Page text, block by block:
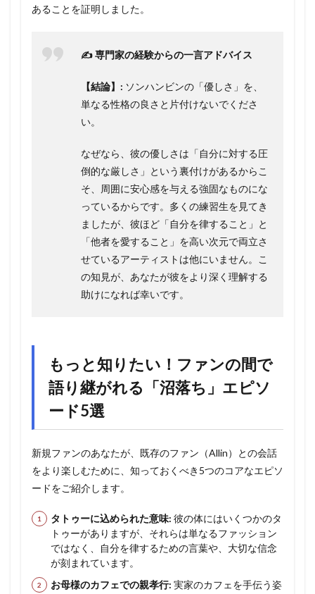
あることを証明しました。
✍️ 専門家の経験からの一言アドバイス
【結論】: ソンハンビンの「優しさ」を、
単なる性格の良さと片付けないでくださ
い。
なぜなら、彼の優しさは「自分に対する圧
倒的な厳しさ」という裏付けがあるからこ
そ、周囲に安心感を与える強固なものにな
っているからです。多くの練習生を見てき
ましたが、彼ほど「自分を律すること」と
「他者を愛すること」を高い次元で両立さ
せているアーティストは他にいません。こ
の知見が、あなたが彼をより深く理解する
助けになれば幸いです。
もっと知りたい！ファンの間で
語り継がれる「沼落ち」エピソ
ード5選
新規ファンのあなたが、既存のファン（Allin）との会話
をより楽しむために、知っておくべき5つのコアなエピソ
ードをご紹介します。
タトゥーに込められた意味: 彼の体にはいくつかのタ
トゥーがありますが、それらは単なるファッション
ではなく、自分を律するための言葉や、大切な信念
が刻まれています。
お母様のカフェでの親孝行: 実家のカフェを手伝う姿